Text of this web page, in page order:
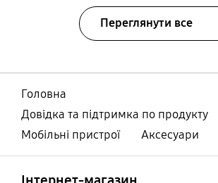
Переглянути все
Головна
Довідка та підтримка по продукту
Мобільні пристрої
Аксесуари